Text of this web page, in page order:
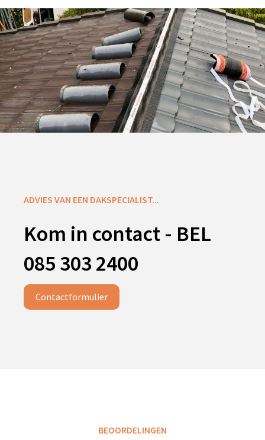
ADVIES VAN EEN DAKSPECIALIST...
Kom in contact - BEL
085 303 2400
Contactformulier
BEOORDELINGEN